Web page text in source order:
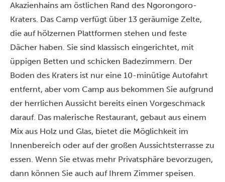
Akazienhains am östlichen Rand des Ngorongoro-
Kraters. Das Camp verfügt über 13 geräumige Zelte,
die auf hölzernen Plattformen stehen und feste
Dächer haben. Sie sind klassisch eingerichtet, mit
üppigen Betten und schicken Badezimmern. Der
Boden des Kraters ist nur eine 10-minütige Autofahrt
entfernt, aber vom Camp aus bekommen Sie aufgrund
der herrlichen Aussicht bereits einen Vorgeschmack
darauf. Das malerische Restaurant, gebaut aus einem
Mix aus Holz und Glas, bietet die Möglichkeit im
Innenbereich oder auf der großen Aussichtsterrasse zu
essen. Wenn Sie etwas mehr Privatsphäre bevorzugen,
dann können Sie auch auf Ihrem Zimmer speisen.